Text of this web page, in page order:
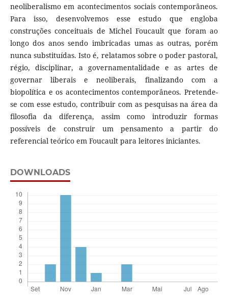
neoliberalismo em acontecimentos sociais contemporâneos.
Para isso, desenvolvemos esse estudo que engloba
construções conceituais de Michel Foucault que foram ao
longo dos anos sendo imbricadas umas as outras, porém
nunca substituídas. Isto é, relatamos sobre o poder pastoral,
régio, disciplinar, a governamentalidade e as artes de
governar liberais e neoliberais, finalizando com a
biopolítica e os acontecimentos contemporâneos. Pretende-
se com esse estudo, contribuir com as pesquisas na área da
filosofia da diferença, assim como introduzir formas
possíveis de construir um pensamento a partir do
referencial teórico em Foucault para leitores iniciantes.
DOWNLOADS